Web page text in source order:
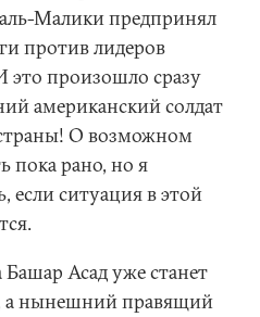
Малики предпринял
против лидеров
произошло сразу
американский солдат
О возможном
пока рано, но я
если ситуация в этой
Асад уже станет
нынешний правящий